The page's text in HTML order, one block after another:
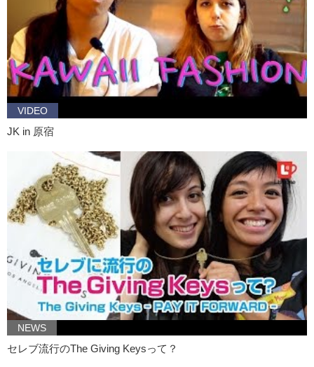
VIDEO
JK in 原宿
NEWS
セレブ流行のThe Giving Keysって？